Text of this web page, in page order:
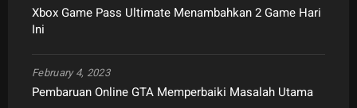
Xbox Game Pass Ultimate Menambahkan 2 Game Hari
Ini
Pembaruan Online GTA Memperbaiki Masalah Utama
February 4, 2023